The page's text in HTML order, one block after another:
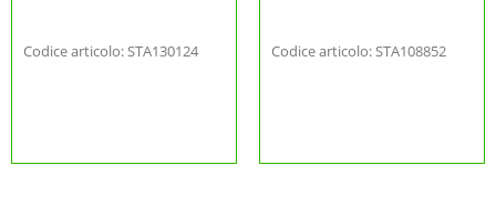
Codice articolo: STA130124 Codice articolo: STA108852